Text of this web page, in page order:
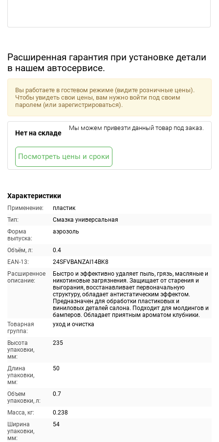
Расширенная гарантия при установке детали
в нашем автосервисе.
Характеристики
Применение:
пластик
Тип:
Смазка универсальная
Форма
выпуска:
аэрозоль
Объём, л:
0.4
EAN-13:
24SFVBANZAI14BK8
Расширенное
описание:
Быстро и эффективно удаляет пыль, грязь, масляные и
никотиновые загрязнения. Защищает от старения и
выгорания, восстанавливает первоначальную
структуру, обладает антистатическим эффектом.
Предназначен для обработки пластиковых и
виниловых деталей салона. Подходит для молдингов и
бамперов. Обладает приятным ароматом клубники.
Товарная
группа:
уход и очистка
Высота
упаковки,
мм:
235
Длина
упаковки,
мм:
50
Объем
упаковки, л:
0.7
Масса, кг:
0.238
Ширина
упаковки,
мм:
54
Вы работаете в гостевом режиме (видите розничные цены).
Чтобы увидеть свои цены, вам нужно войти под своим
паролем (или зарегистрироваться).
Нет на складе
Мы можем привезти данный товар под заказ.
Посмотреть цены и сроки